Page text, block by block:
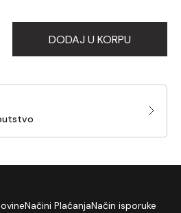
DODAJ U KORPU
Načini PlaćanjaNačin isporuke